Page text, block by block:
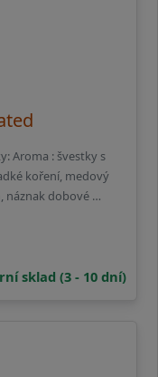
Aroma : švestky s
koření, medový
náznak dobové …
sklad (3 - 10 dní)